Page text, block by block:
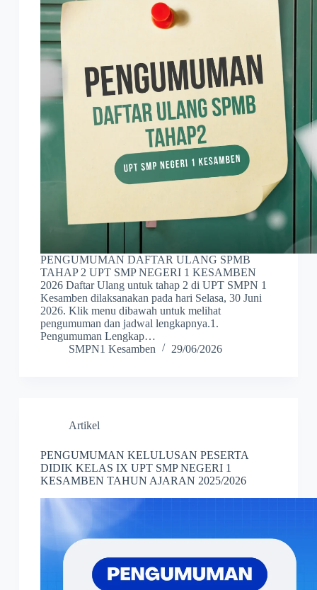
PENGUMUMAN DAFTAR ULANG SPMB
TAHAP 2 UPT SMP NEGERI 1 KESAMBEN
2026 Daftar Ulang untuk tahap 2 di UPT SMPN 1
Kesamben dilaksanakan pada hari Selasa, 30 Juni
2026. Klik menu dibawah untuk melihat
pengumuman dan jadwal lengkapnya.1.
Pengumuman Lengkap…
SMPN1 Kesamben
29/06/2026
Artikel
PENGUMUMAN KELULUSAN PESERTA
DIDIK KELAS IX UPT SMP NEGERI 1
KESAMBEN TAHUN AJARAN 2025/2026